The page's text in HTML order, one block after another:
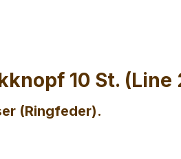
10 St. (Line
(Ringfeder).